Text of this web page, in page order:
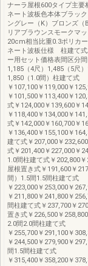
ナーラ屋根600タイプ主
ネート波板色本体ブラッ
ングレー（K）ブロンズ（
リアブラウンスモークマ
20cm相当比重0.3ポリカ
ネート波板仕様 柱建て式
ー用セット価格表間区分
1,185（4尺）1,485（5尺
1,850（1.0間）柱建て式
￥107,100￥119,000￥
￥101,500￥113,400￥
式￥124,000￥139,600￥
￥118,400￥134,000￥
式￥142,000￥160,700￥
￥136,400￥155,100￥
建て式￥207,000￥
式￥201,400￥227,000￥
1.0間柱建て式￥202,800
屋根置き式￥191,600￥
間）1.5間1.5間柱建て式
￥223,000￥253,000￥
￥211,800￥241,800￥
間柱建て式￥237,700￥
置き式￥226,500￥
2.0間2.0間柱建て式
￥255,700￥291,100￥
￥244,500￥279,900￥
間1.5間柱建て式
￥315,400￥358,200￥